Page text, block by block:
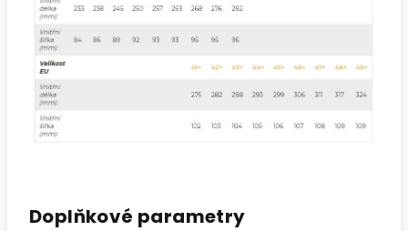
Doplňkové parametry